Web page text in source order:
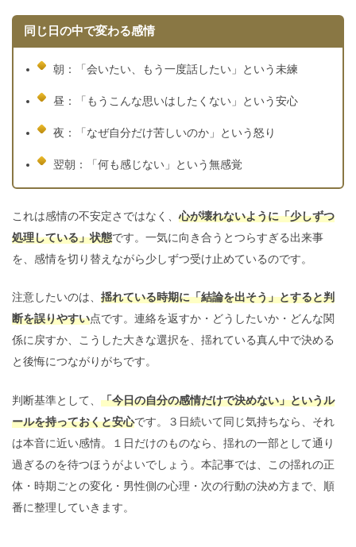
同じ日の中で変わる感情
朝：「会いたい、もう一度話したい」という未練
昼：「もうこんな思いはしたくない」という安心
夜：「なぜ自分だけ苦しいのか」という怒り
翌朝：「何も感じない」という無感覚
これは感情の不安定さではなく、 心が壊れないように「少しずつ
処理している」状態です。一気に向き合うとつらすぎる出来事
を、感情を切り替えながら少しずつ受け止めているのです。
注意したいのは、 揺れている時期に「結論を出そう」とすると判
断を誤りやすい点です。連絡を返すか・どうしたいか・どんな関
係に戻すか、こうした大きな選択を、揺れている真ん中で決める
と後悔につながりがちです。
判断基準として、 「今日の自分の感情だけで決めない」というル
ールを持っておくと安心です。３日続いて同じ気持ちなら、それ
は本音に近い感情。１日だけのものなら、揺れの一部として通り
過ぎるのを待つほうがよいでしょう。本記事では、この揺れの正
体・時期ごとの変化・男性側の心理・次の行動の決め方まで、順
番に整理していきます。